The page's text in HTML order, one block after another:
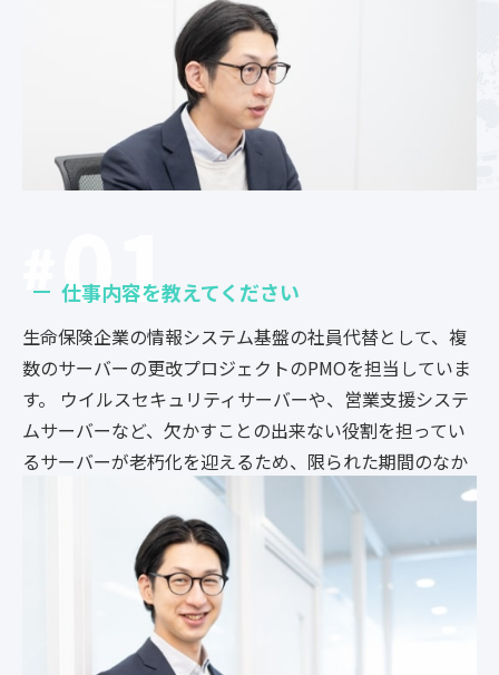
01
仕事内容を教えてください
生命保険企業の情報システム基盤の社員代替として、複
数のサーバーの更改プロジェクトのPMOを担当していま
す。 ウイルスセキュリティサーバーや、営業支援システ
ムサーバーなど、欠かすことの出来ない役割を担ってい
るサーバーが老朽化を迎えるため、限られた期間のなか
で新サーバーへの移行を進めるプロジェクトです。